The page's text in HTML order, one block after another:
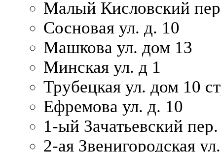
Малый Кисловский
Сосновая ул. д. 10
Машкова ул. дом 13
Минская ул. д 1
Трубецкая ул. дом 10
Ефремова ул. д. 10
1-ый Зачатьевский
2-ая Звенигородская